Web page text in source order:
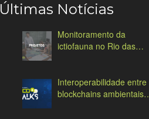
Últimas Notícias
Monitoramento da
ictiofauna no Rio das
Interoperabilidade entre
blockchains ambientais: